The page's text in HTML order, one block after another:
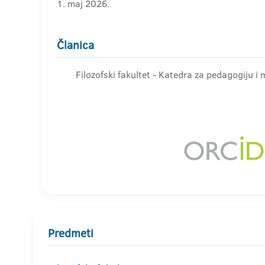
1. maj 2026.
Članica
Filozofski fakultet - Katedra za pedagogiju i
Predmeti